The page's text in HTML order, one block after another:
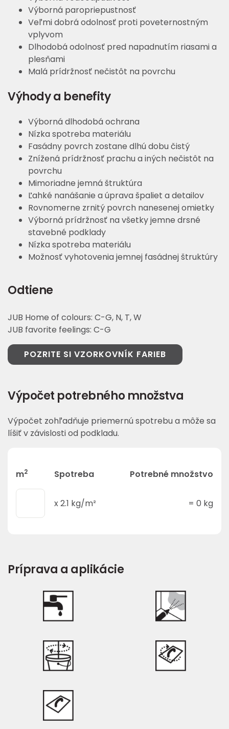
Výborná paropriepustnosť
Veľmi dobrá odolnosť proti poveternostným
vplyvom
Dlhodobá odolnosť pred napadnutím riasami a
plesňami
Malá prídržnosť nečistôt na povrchu
Výhody a benefity
Výborná dlhodobá ochrana
Nízka spotreba materiálu
Fasádny povrch zostane dlhú dobu čistý
Znížená prídržnosť prachu a iných nečistôt na
povrchu
Mimoriadne jemná štruktúra
Ľahké nanášanie a úprava špaliet a detailov
Rovnomerne zrnitý povrch nanesenej omietky
Výborná prídržnosť na všetky jemne drsné
stavebné podklady
Nízka spotreba materiálu
Možnosť vyhotovenia jemnej fasádnej štruktúry
Odtiene
JUB Home of colours: C-G, N, T, W
JUB favorite feelings: C-G
POZRITE SI VZORKOVNÍK FARIEB
Výpočet potrebného množstva
Výpočet zohľadňuje priemernú spotrebu a môže sa
líšiť v závislosti od podkladu.
m2 Spotreba Potrebné množstvo
x2.1 kg/m² = 0 kg
Príprava a aplikácie